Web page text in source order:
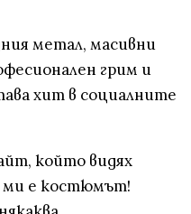
метал, масивни
грим и
хит в социалните
който видях
ми е костюмът!